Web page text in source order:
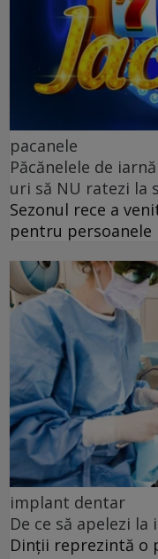
pacanele
Păcănelele de
uri să NU ratezi la
Sezonul rece a
pentru persoanele
implant dentar
De ce să apelezi
Dinții reprezintă o